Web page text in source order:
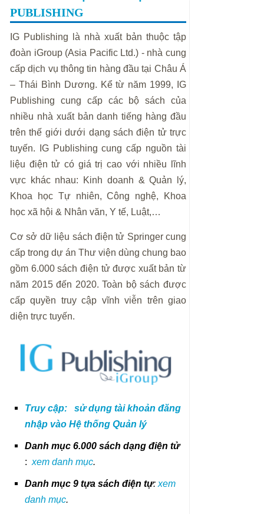
PUBLISHING
IG Publishing là nhà xuất bản thuộc tập
đoàn iGroup (Asia Pacific Ltd.) - nhà cung
cấp dịch vụ thông tin hàng đầu tại Châu Á
– Thái Bình Dương. Kể từ năm 1999, IG
Publishing cung cấp các bộ sách của
nhiều nhà xuất bản danh tiếng hàng đầu
trên thế giới dưới dạng sách điện tử trực
tuyến. IG Publishing cung cấp nguồn tài
liệu điện tử có giá trị cao với nhiều lĩnh
vực khác nhau: Kinh doanh & Quản lý,
Khoa học Tự nhiên, Công nghệ, Khoa
học xã hội & Nhân văn, Y tế, Luật,…
Cơ sở dữ liệu sách điện tử Springer cung
cấp trong dự án Thư viện dùng chung bao
gồm 6.000 sách điện tử được xuất bản từ
năm 2015 đến 2020. Toàn bộ sách được
cấp quyền truy cập vĩnh viễn trên giao
diện trực tuyến.
Truy cập:
sử dụng tài khoản đăng
nhập vào Hệ thống Quản lý
Danh mục 6.000 sách dạng điện tử
: xem danh mục.
Danh mục 9 tựa sách điện tự: xem
danh mục.